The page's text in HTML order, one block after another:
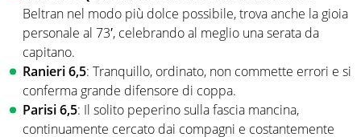
Beltran nel modo più dolce possibile, trova anche la gioia
personale al 73′, celebrando al meglio una serata da
capitano.
Ranieri 6,5: Tranquillo, ordinato, non commette errori e si
conferma grande difensore di coppa.
Parisi6,5: Il solito peperino sulla fascia mancina,
continuamente cercato dai compagni e costantemente